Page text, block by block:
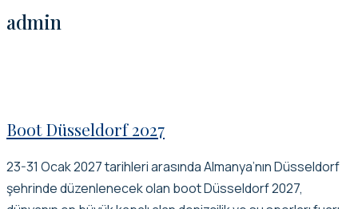
admin
Boot Düsseldorf 2027
23-31 Ocak 2027 tarihleri arasında Almanya’nın Düsseldorf
şehrinde düzenlenecek olan boot Düsseldorf 2027,